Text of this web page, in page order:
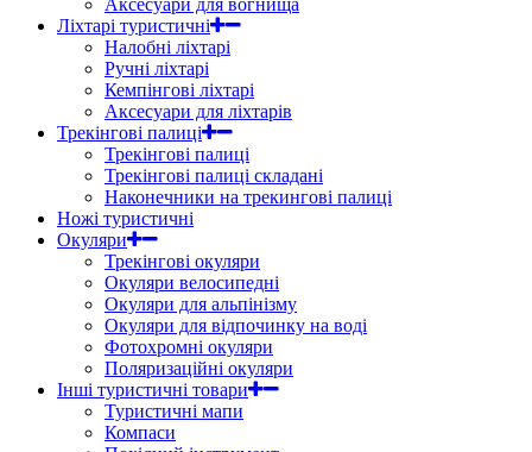
Аксесуари для вогнища
Ліхтарі туристичні
Налобні ліхтарі
Ручні ліхтарі
Кемпінгові ліхтарі
Аксесуари для ліхтарів
Трекінгові палиці
Трекінгові палиці
Трекінгові палиці складані
Наконечники на трекингові палиці
Ножі туристичні
Окуляри
Трекінгові окуляри
Окуляри велосипедні
Окуляри для альпінізму
Окуляри для відпочинку на воді
Фотохромні окуляри
Поляризаційні окуляри
Інші туристичні товари
Туристичні мапи
Компаси